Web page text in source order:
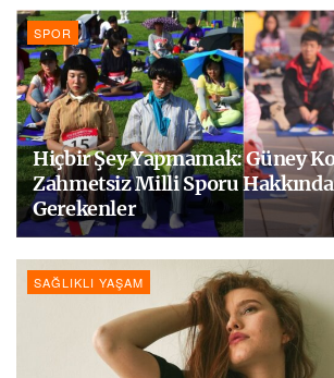
SPOR
Hiçbir Şey Yapmamak: Güney
Zahmetsiz Milli Sporu
Gerekenler
SAĞLIKLI YAŞAM